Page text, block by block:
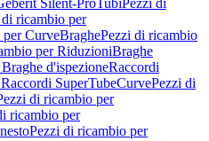
Silent-ProTubiPezzi di
ricambio per
CurveBraghePezzi di ricambio
per RiduzioniBraghe
d'ispezioneRaccordi
SuperTubeCurvePezzi di
di ricambio per
ricambio per
Pezzi di ricambio per